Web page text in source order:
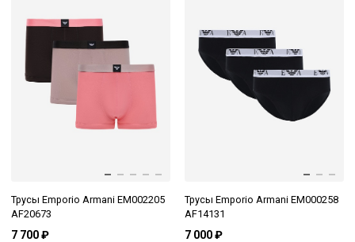
Трусы Emporio Armani EM002205
AF20673
7 700 ₽
Трусы Emporio Armani EM000258
AF14131
7 000 ₽